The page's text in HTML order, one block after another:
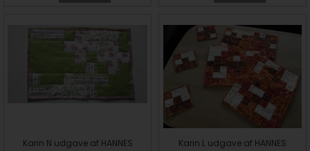
Karin N udgave af HANNES
Karin L udgave af HANNES